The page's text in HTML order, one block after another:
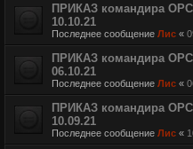
ПРИКАЗ командира
10.10.21
Последнее сообщение Лис «
ПРИКАЗ командира
06.10.21
Последнее сообщение Лис «
ПРИКАЗ командира
10.09.21
Последнее сообщение Лис «